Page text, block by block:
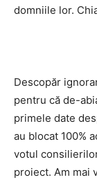
domniile lor.
Descopăr
pentru că de-
primele date
au blocat 100%
votul
proiect. Am mai